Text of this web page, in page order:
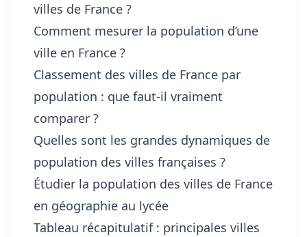
villes de France ?
Comment mesurer la population d’une
ville en France ?
Classement des villes de France par
population : que faut-il vraiment
comparer ?
Quelles sont les grandes dynamiques de
population des villes françaises ?
Étudier la population des villes de France
en géographie au lycée
Tableau récapitulatif : principales villes